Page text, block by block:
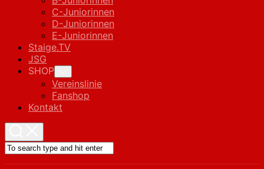
C-Juniorinnen
D-Juniorinnen
E-Juniorinnen
Staige.TV
JSG
SHOP
Child
Menu
Vereinslinie
Fanshop
Kontakt